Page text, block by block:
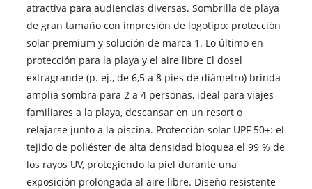
atractiva para audiencias diversas. Sombrilla de playa
de gran tamaño con impresión de logotipo: protección
solar premium y solución de marca 1. Lo último en
protección para la playa y el aire libre El dosel
extragrande (p. ej., de 6,5 a 8 pies de diámetro) brinda
amplia sombra para 2 a 4 personas, ideal para viajes
familiares a la playa, descansar en un resort o
relajarse junto a la piscina. Protección solar UPF 50+: el
tejido de poliéster de alta densidad bloquea el 99 % de
los rayos UV, protegiendo la piel durante una
exposición prolongada al aire libre. Diseño resistente